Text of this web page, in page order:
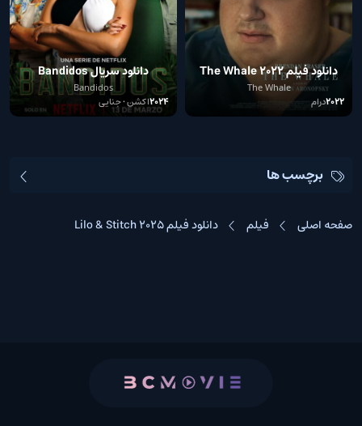
دانلود فیلم The Whale 2022
The Whale
2022درام
دانلود سریال Bandidos
Bandidos
2024اکشن • جنایی
برچسب ها
صفحه اصلی فیلم دانلود فیلم Lilo & Stitch 2025